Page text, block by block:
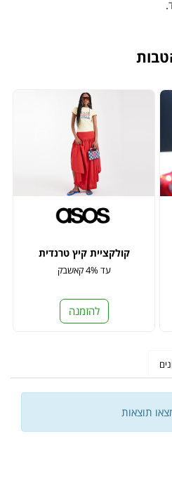
קולקציית קיץ טרנדית
עד 4% קאשבק
להזמנה
תוצאות